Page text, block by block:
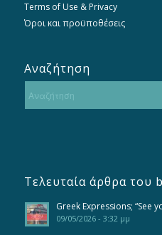
Terms of Use & Privacy
Όροι και προϋποθέσεις
Αναζήτηση
Τελευταία άρθρα του
Greek Expressions; “See
09/05/2026 - 3:32 μμ